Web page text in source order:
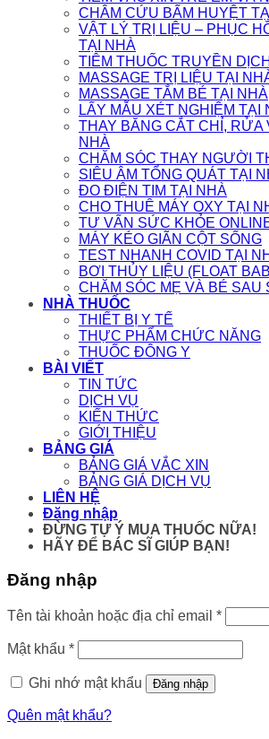
CHÂM CỨU BẤM HUYỆT
VẬT LÝ TRỊ LIỆU – PHỤC
TẠI NHÀ
TIÊM THUỐC TRUYỀN
MASSAGE TRỊ LIỆU TẠI
MASSAGE TẮM BÉ TẠI NHÀ
LẤY MẪU XÉT NGHIỆM TẠI
THAY BĂNG CẮT CHỈ, RỬA
NHÀ
CHĂM SÓC THAY NGƯỜI
SIÊU ÂM TỔNG QUÁT TẠI
ĐO ĐIỆN TIM TẠI NHÀ
CHO THUÊ MÁY OXY TẠI
TƯ VẤN SỨC KHỎE
MÁY KÉO GIÃN CỘT SỐNG
TEST NHANH COVID TẠI
BƠI THỦY LIỆU (FLOAT
CHĂM SÓC MẸ VÀ BÉ SAU
NHÀ THUỐC
THIẾT BỊ Y TẾ
THỰC PHẨM CHỨC NĂNG
THUỐC ĐÔNG Y
BÀI VIẾT
TIN TỨC
DỊCH VỤ
KIẾN THỨC
GIỚI THIỆU
BẢNG GIÁ
BẢNG GIÁ VẮC XIN
BẢNG GIÁ DỊCH VỤ
LIÊN HỆ
Đăng nhập
ĐỪNG TỰ Ý MUA THUỐC NỮA!
HÃY ĐỂ BÁC SĨ GIÚP BẠN!
Đăng nhập
Tên tài khoản hoặc địa chỉ email *
Mật khẩu *
Ghi nhớ mật khẩu Đăng nhập
Quên mật khẩu?